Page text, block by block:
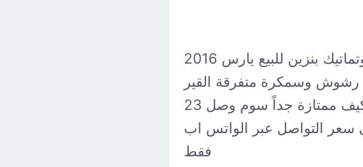
للبيع يارس 2016
الف كيلو رشوش وسمكرة متفرقة القير
والمكينة والشاص والمكيف ممتازة جداً سوم وصل 23
سعر التواصل عبر الواتس اب
فقط